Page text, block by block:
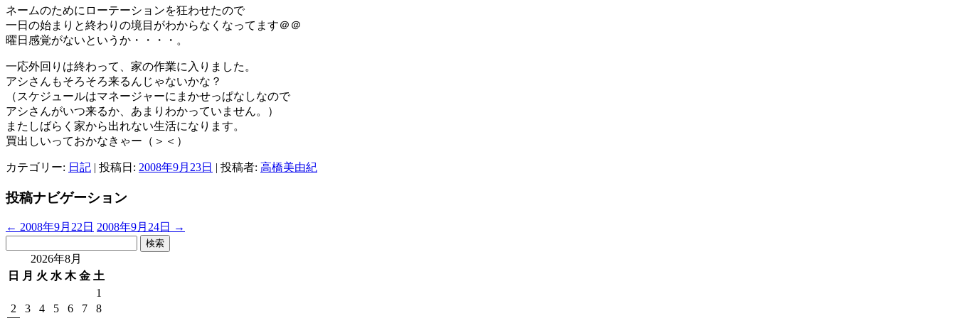
ネームのためにローテーションを狂わせたので
一日の始まりと終わりの境目がわからなくなってます＠＠
曜日感覚がないというか・・・・。
一応外回りは終わって、家の作業に入りました。
アシさんもそろそろ来るんじゃないかな？
（スケジュールはマネージャーにまかせっぱなしなので
アシさんがいつ来るか、あまりわかっていません。）
またしばらく家から出れない生活になります。
買出しいっておかなきゃー（＞＜）
カテゴリー: 日記 | 投稿日: 2008年9月23日 | 投稿者: 高橋美由紀
投稿ナビゲーション
← 2008年9月22日 2008年9月24日
→
2026年8月
日
月 火 水 木 金 土
1
2
3 4 5 6 7 8